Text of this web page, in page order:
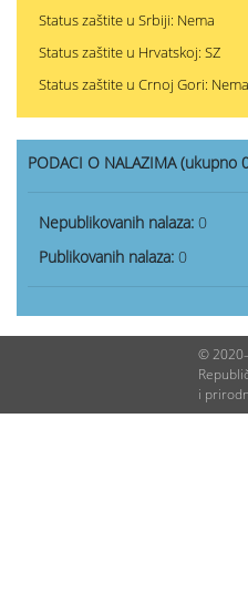
Status zaštite u Srbiji: Nema
Status zaštite u Hrvatskoj: SZ
Status zaštite u Crnoj Gori: Nema
PODACI O NALAZIMA (ukupno
Nepublikovanih nalaza: 0
Publikovanih nalaza: 0
©
i